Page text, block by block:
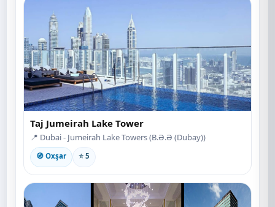
Taj Jumeirah Lake Tower
📍 Dubai - Jumeirah Lake Towers (B.Ə.Ə (Dubay))
🧭 Oxşar ⭐ 5